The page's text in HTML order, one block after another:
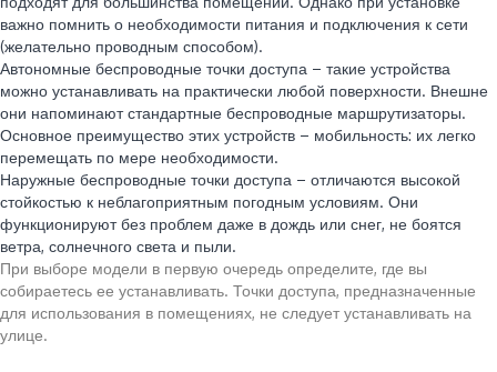
важно помнить о необходимости питания и подключения к сети
(желательно проводным способом).
Автономные беспроводные точки доступа – такие устройства
можно устанавливать на практически любой поверхности. Внешне
они напоминают стандартные беспроводные маршрутизаторы.
Основное преимущество этих устройств – мобильность: их легко
перемещать по мере необходимости.
Наружные беспроводные точки доступа – отличаются высокой
стойкостью к неблагоприятным погодным условиям. Они
функционируют без проблем даже в дождь или снег, не боятся
ветра, солнечного света и пыли.
При выборе модели в первую очередь определите, где вы
собираетесь ее устанавливать. Точки доступа, предназначенные
для использования в помещениях, не следует устанавливать на
улице.